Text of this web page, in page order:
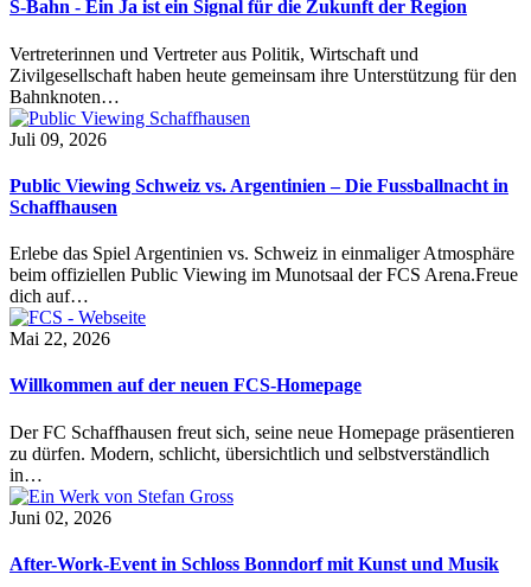
S-Bahn - Ein Ja ist ein Signal für die Zukunft der Region
Vertreterinnen und Vertreter aus Politik, Wirtschaft und
Zivilgesellschaft haben heute gemeinsam ihre Unterstützung für den
Bahnknoten…
Juli 09, 2026
Public Viewing Schweiz vs. Argentinien – Die Fussballnacht in
Schaffhausen
Erlebe das Spiel Argentinien vs. Schweiz in einmaliger Atmosphäre
beim offiziellen Public Viewing im Munotsaal der FCS Arena.Freue
dich auf…
Mai 22, 2026
Willkommen auf der neuen FCS-Homepage
Der FC Schaffhausen freut sich, seine neue Homepage präsentieren
zu dürfen. Modern, schlicht, übersichtlich und selbstverständlich
in…
Juni 02, 2026
After-Work-Event in Schloss Bonndorf mit Kunst und Musik